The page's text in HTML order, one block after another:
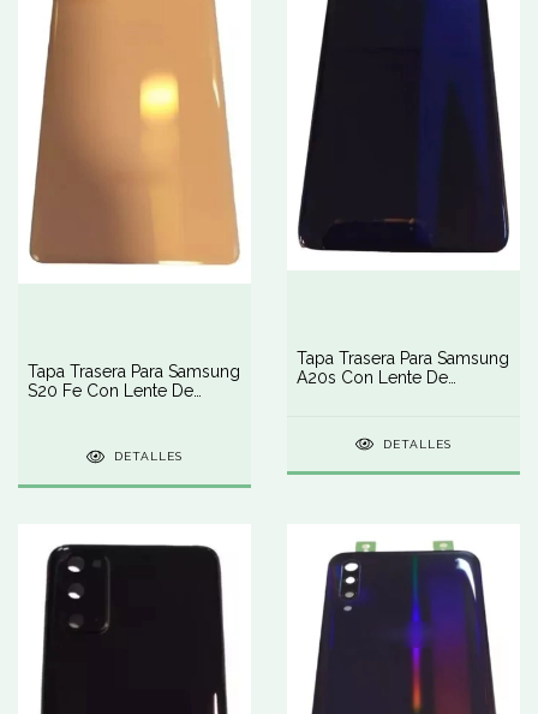
Tapa Trasera Para Samsung
S20 Fe Con Lente De
DETALLES
Tapa Trasera Para Samsung
A20s Con Lente De
DETALLES